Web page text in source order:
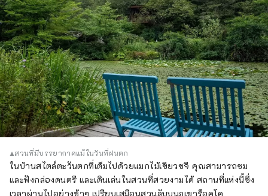
▲สวนที่มีบรรยากาศแม้ในวันที่ฝนตก
ในบ้านสไตล์ตะวันตกที่เต็มไปด้วยแมกไม้เขียวขจี คุณสามารถชม
และฟังกล่องดนตรี และเดินเล่นในสวนที่สวยงามได้ สถานที่แห่งนี้ซึ่ง
เวลาผ่านไปอย่างช้าๆ เปรียบเสมือนสวนลับบนภูเขาร็อคโค